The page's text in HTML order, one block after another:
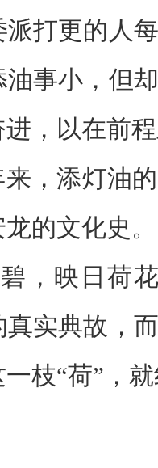
打更的人
事小，但
，以在前
，添灯油
的文化史。
，映日荷
实典故，
枝“荷” ，